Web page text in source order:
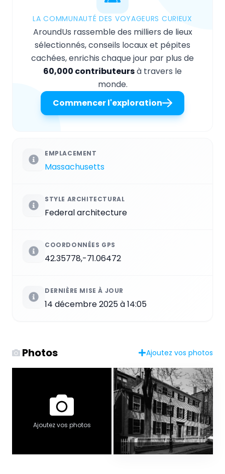
LA COMMUNAUTÉ DES VOYAGEURS CURIEUX
AroundUs rassemble des milliers de lieux
sélectionnés, conseils locaux et pépites
cachées, enrichis chaque jour par plus de
60,000 contributeursà travers le
monde.
Commencer l'exploration
EMPLACEMENT
Massachusetts
STYLE ARCHITECTURAL
Federal architecture
COORDONNÉES GPS
42.35778,-71.06472
DERNIÈRE MISE À JOUR
14 décembre 2025 à 14:05
Photos Ajoutez vos photos
Ajoutez vos photos